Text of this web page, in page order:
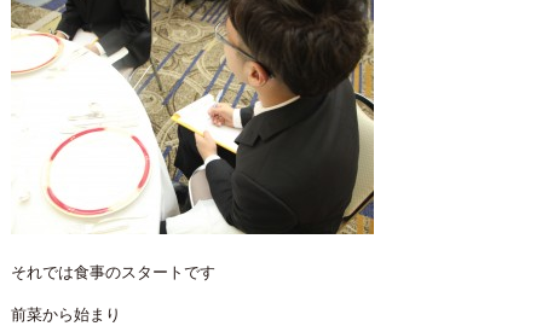
それでは食事のスタートです
前菜から始まり